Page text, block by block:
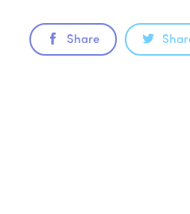
Share